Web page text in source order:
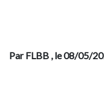
Par FLBB , le 08/05/